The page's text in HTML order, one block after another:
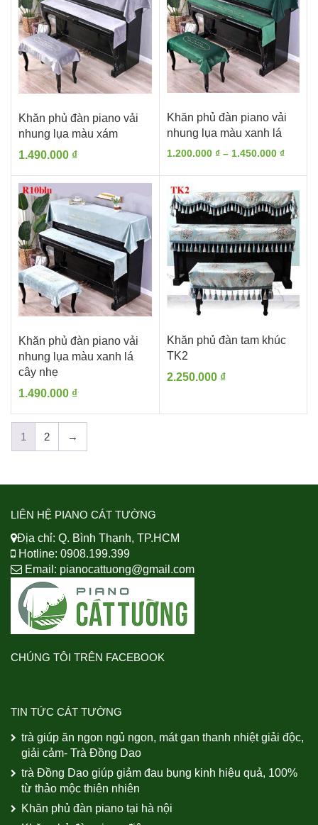
Khăn phủ đàn piano vải
nhung lụa màu xám
1.490.000 ₫
Khăn phủ đàn piano vải
nhung lụa màu xanh lá
1.200.000 ₫ – 1.450.000 ₫
từ
đến
Khăn phủ đàn piano vải
nhung lụa màu xanh lá
cây nhẹ
1.490.000 ₫
Khăn phủ đàn tam khúc
TK2
2.250.000 ₫
1 2 →
LIÊN HỆ PIANO CÁT TƯỜNG
Địa chỉ: Q. Bình Thạnh, TP.HCM
Hotline: 0908.199.399
Email: pianocattuong@gmail.com
CHÚNG TÔI TRÊN FACEBOOK
TIN TỨC CÁT TƯỜNG
trà giúp ăn ngon ngủ ngon, mát gan thanh nhiệt giải độc,
giải cảm- Trà Đồng Dao
trà Đồng Dao giúp giảm đau bụng kinh hiệu quả, 100%
từ thảo mộc thiên nhiên
Khăn phủ đàn piano tại hà nội